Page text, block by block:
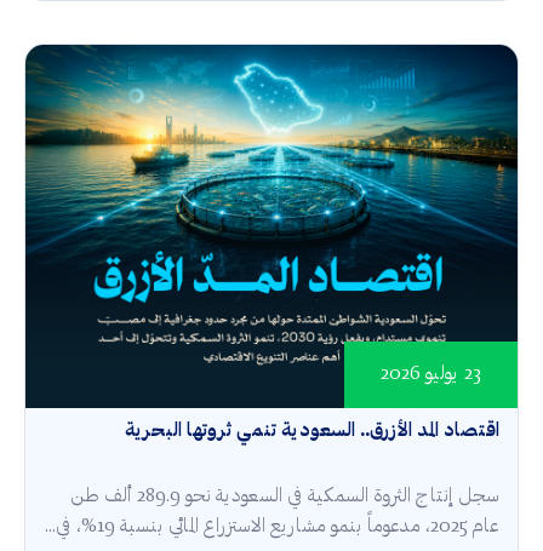
اقتصاد المد الأزرق.. السعودية تنمي ثروتها البحرية
23 يوليو 2026
سجل إنتاج الثروة السمكية في السعودية نحو 289.9 ألف طن
عام 2025، مدعوماً بنمو مشاريع الاستزراع المائي بنسبة 19%، في...